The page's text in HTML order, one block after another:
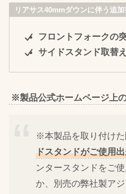
リアサス40mmダウンに伴う追
フロントフォークの
サイドスタンド取替え
※製品公式ホームページ上
※本製品を取り付けた
ドスタンドがご使用
ンタースタンドをご使
か、別売の弊社製ア